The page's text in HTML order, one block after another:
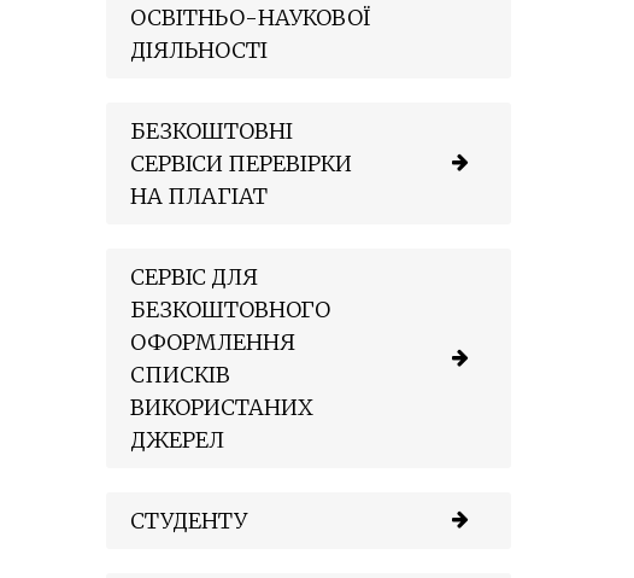
ОСВІТНЬО-НАУКОВОЇ
ДІЯЛЬНОСТІ
БЕЗКОШТОВНІ
СЕРВІСИ ПЕРЕВІРКИ
НА ПЛАГІАТ
СЕРВІС ДЛЯ
БЕЗКОШТОВНОГО
ОФОРМЛЕННЯ
СПИСКІВ
ВИКОРИСТАНИХ
ДЖЕРЕЛ
СТУДЕНТУ